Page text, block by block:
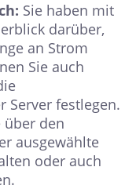
Sie haben mit
darüber,
an Strom
Sie auch
Server festlegen.
über den
ausgewählte
oder auch